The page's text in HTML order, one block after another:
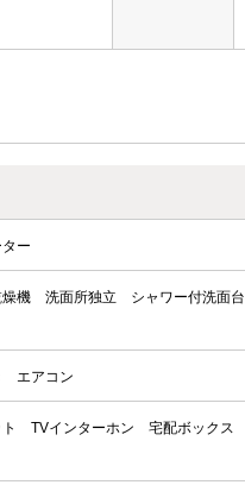
ー
機 洗面所独立 シャワー付洗面台
エアコン
TVインターホン 宅配ボックス